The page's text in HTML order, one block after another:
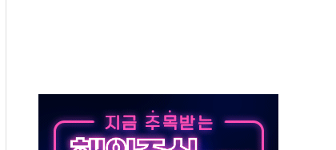
려
차 확대'
상승… STOXX 600 지수는 나흘 연속 최고치